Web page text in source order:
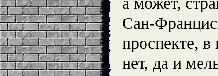
Сан-
проспекте, в
нет, да и